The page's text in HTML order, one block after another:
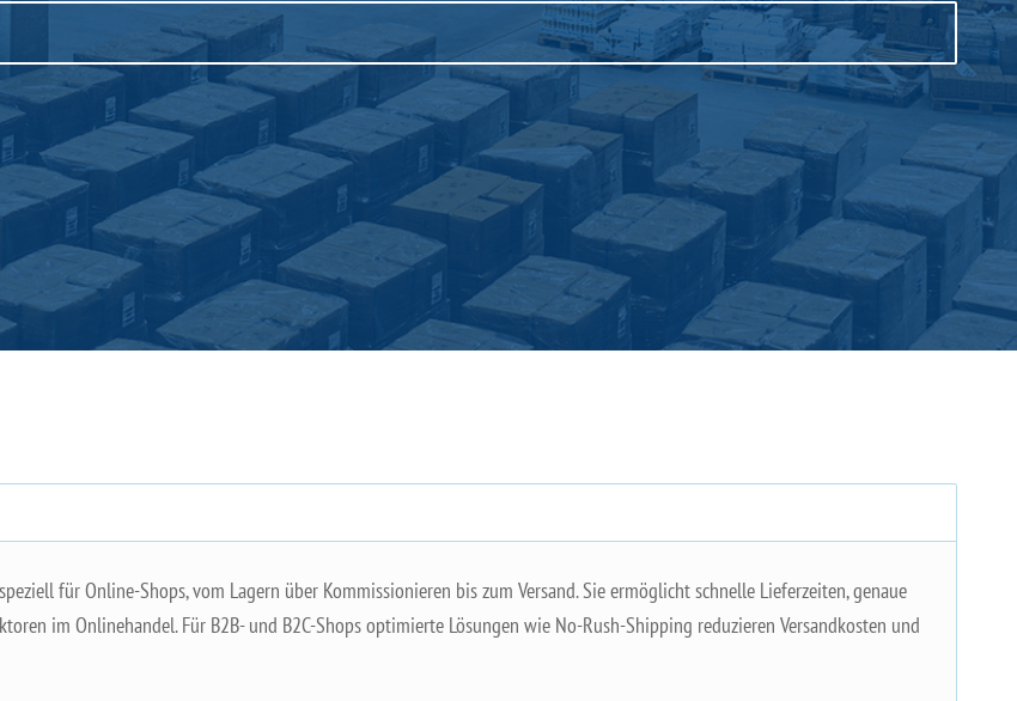
für Online-Shops, vom Lagern über Kommissionieren bis zum Versand. Sie ermöglicht schnelle Lieferzeiten, genaue
im Onlinehandel. Für B2B- und B2C-Shops optimierte Lösungen wie No-Rush-Shipping reduzieren Versandkosten und